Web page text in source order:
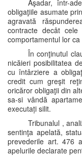
Aşadar, într-
obligaţiile asumate
agravată
contracte decât
comportamentul lor
În conţinutul
nicăieri posibilitatea
cu întârziere a
credit cum greşit
oricăror obligaţii din
sa-si vândă
executați silit.
Tribunalul ,
sentinţa apelată,
prevederile art. 476
apelurile declarate